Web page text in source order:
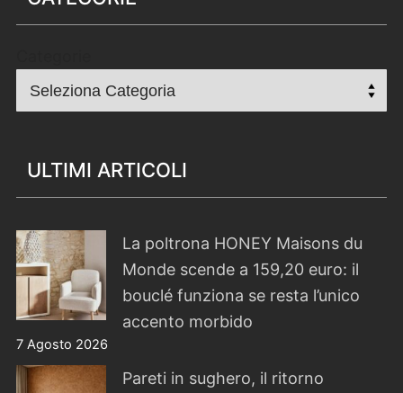
ULTIMI ARTICOLI
La poltrona HONEY Maisons du
Monde scende a 159,20 euro: il
bouclé funziona se resta l’unico
accento morbido
7 Agosto 2026
Pareti in sughero, il ritorno